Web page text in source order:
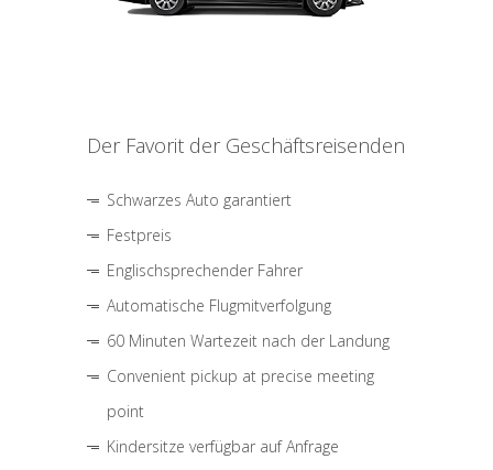
Der Favorit der Geschäftsreisenden
Schwarzes Auto garantiert
Festpreis
Englischsprechender Fahrer
Automatische Flugmitverfolgung
60 Minuten Wartezeit nach der Landung
Convenient pickup at precise meeting
point
Kindersitze verfügbar auf Anfrage